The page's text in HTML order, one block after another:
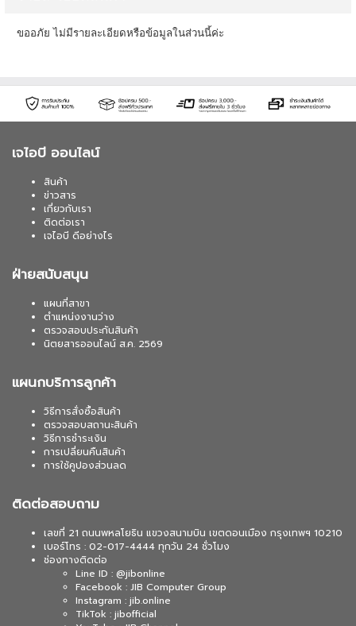
ขออภัย ไม่มีรายละเอียดหรือข้อมูลในส่วนนี้ค่ะ
เจไอบี ออนไลน์
สินค้า
ข่าวสาร
เกี่ยวกับเรา
ติดต่อเรา
เจไอบี ดีอย่างไร
ฝ่ายสนับสนุน
แผนที่สาขา
ตำแหน่งงานว่าง
ตรวจสอบประกันสินค้า
นิตยสารออนไลน์ ส.ค. 2569
แผนกบริการลูกค้า
วิธีการสั่งซื้อสินค้า
ตรวจสอบสถานะสินค้า
วิธีการชำระเงิน
การเปลี่ยนคืนสินค้า
การใช้คูปองส่วนลด
ติดต่อสอบถาม
เลขที่ 21 ถนนพหลโยธิน แขวงสนามบิน เขตดอนเมือง กรุงเทพฯ 10210
เบอร์โทร : 02-017-4444 ทุกวัน 24 ชั่วโมง
ช่องทางติดต่อ
Line ID : @jibonline
Facebook : JIB Computer Group
Instagram : jib.online
TikTok : jibofficial